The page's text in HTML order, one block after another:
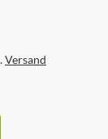
Versand